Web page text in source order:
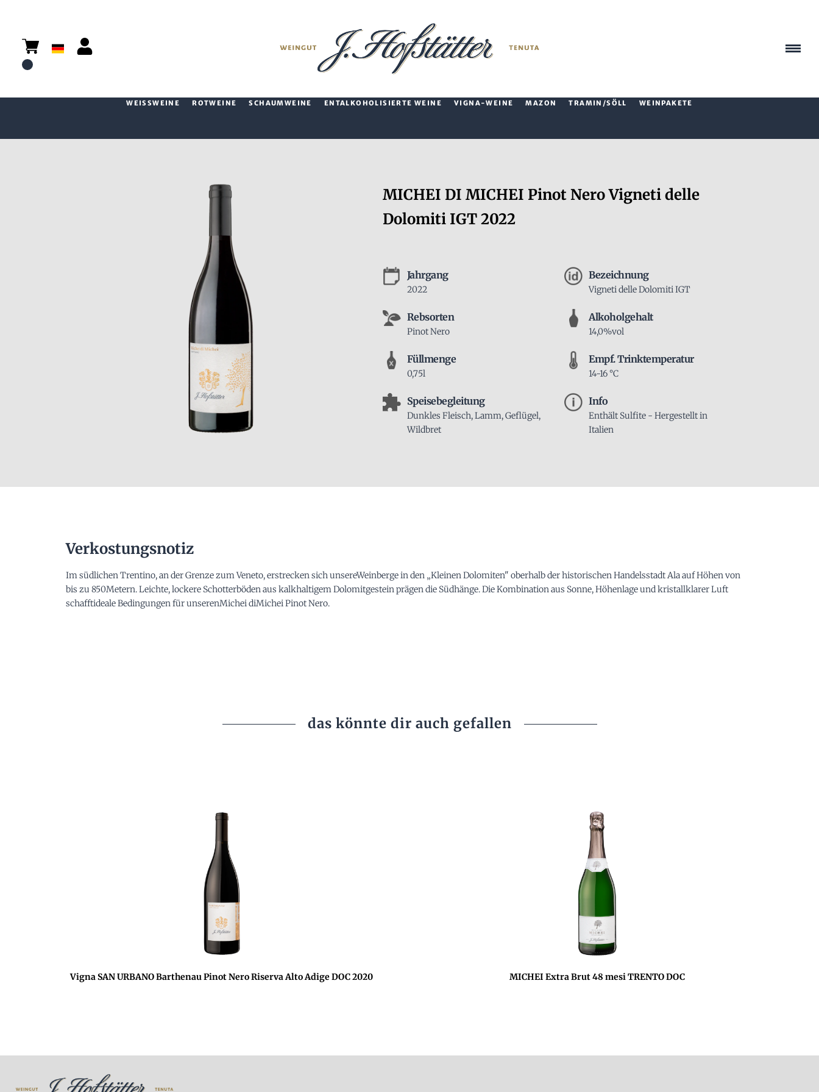
WEISSWEINE ROTWEINE SCHAUMWEINE ENTALKOHOLISIERTE WEINE VIGNA-WEINE MAZON TRAMIN/SÖLL WEINPAKETE
MICHEI DI MICHEI Pinot Nero Vigneti delle
Dolomiti IGT 2022
Jahrgang
2022
Bezeichnung
Vigneti delle Dolomiti IGT
Rebsorten
Pinot Nero
Alkoholgehalt
14,0%vol
Füllmenge
0,75l
Empf. Trinktemperatur
14-16 °C
Speisebegleitung
Dunkles Fleisch, Lamm, Geflügel,
Wildbret
Info
Enthält Sulfite - Hergestellt in
Italien
Verkostungsnotiz
Im südlichen Trentino, an der Grenze zum Veneto, erstrecken sich unsereWeinberge in den „Kleinen Dolomiten" oberhalb der historischen Handelsstadt Ala auf Höhen von
bis zu 850Metern. Leichte, lockere Schotterböden aus kalkhaltigem Dolomitgestein prägen die Südhänge. Die Kombination aus Sonne, Höhenlage und kristallklarer Luft
schafftideale Bedingungen für unserenMichei diMichei Pinot Nero.
das könnte dir auch gefallen
Vigna SAN URBANO Barthenau Pinot Nero Riserva Alto Adige DOC 2020 MICHEI Extra Brut 48 mesi TRENTO DOC